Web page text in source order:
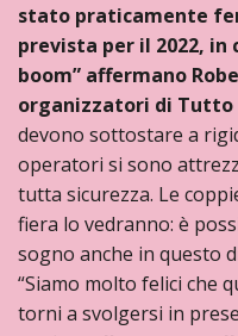
stato praticamente
prevista per il 2022,
boom” affermano
organizzatori di Tutto
devono sottostare a
operatori si sono
tutta sicurezza. Le
fiera lo vedranno: è
sogno anche in questo
“Siamo molto felici che
torni a svolgersi in